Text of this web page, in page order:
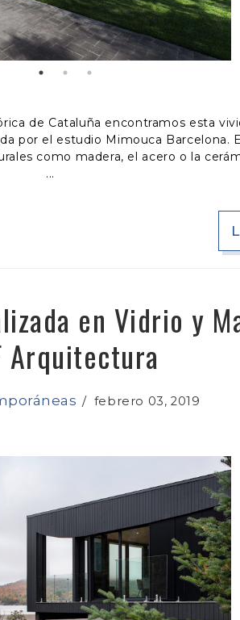
de Cataluña encontramos esta
por el estudio Mimouca Barcelona.
como madera, el acero o la
en Vidrio y
Arquitectura
/febrero 03, 2019